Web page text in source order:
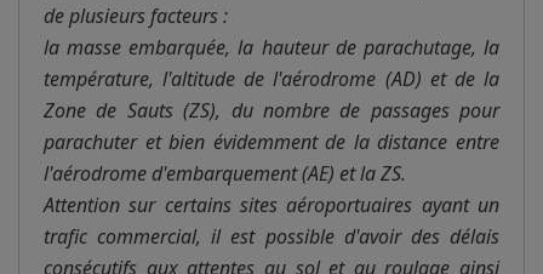
de plusieurs facteurs :
la masse embarquée, la hauteur de parachutage, la
température, l'altitude de l'aérodrome (AD) et de la
Zone de Sauts (ZS), du nombre de passages pour
parachuter et bien évidemment de la distance entre
l'aérodrome d'embarquement (AE) et la ZS.
Attention sur certains sites aéroportuaires ayant un
trafic commercial, il est possible d'avoir des délais
consécutifs aux attentes au sol et au roulage ainsi